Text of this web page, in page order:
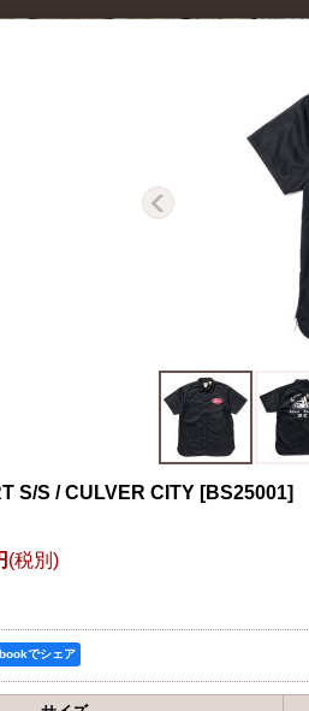
S/S / CULVER CITY [BS25001]
(税別)
でシェア